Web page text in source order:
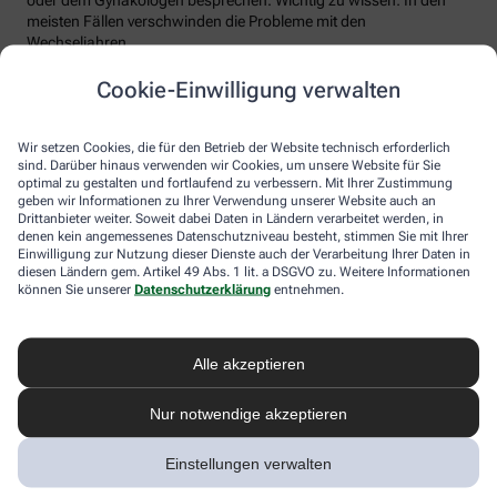
Cookie-Einwilligung verwalten
Wir setzen Cookies, die für den Betrieb der Website technisch erforderlich
sind. Darüber hinaus verwenden wir Cookies, um unsere Website für Sie
optimal zu gestalten und fortlaufend zu verbessern. Mit Ihrer Zustimmung
geben wir Informationen zu Ihrer Verwendung unserer Website auch an
Drittanbieter weiter. Soweit dabei Daten in Ländern verarbeitet werden, in
denen kein angemessenes Datenschutzniveau besteht, stimmen Sie mit Ihrer
Einwilligung zur Nutzung dieser Dienste auch der Verarbeitung Ihrer Daten in
diesen Ländern gem. Artikel 49 Abs. 1 lit. a DSGVO zu. Weitere Informationen
können Sie unserer Datenschutzerklärung entnehmen.
Alle akzeptieren
Nur notwendige akzeptieren
Einstellungen verwalten
meisten Fällen verschwinden die Probleme mit den
Wechseljahren.
Voraussetzung für eine erfolgreiche Behandlung ist allerdings
immer, dass die Endometriose auch als solche erkannt wird.
nehmen und ärztlich abklären lassen. Und sich auf keinen Fall
einreden lassen, sie seien normal.
Melden Sie sich hier an und sichern Sie
sich Ihren 10% Gutschein* für unsere
Apotheke